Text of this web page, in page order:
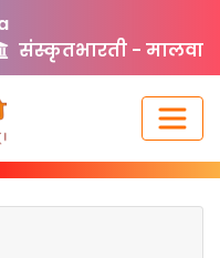
संस्कृतभारती - मालवा